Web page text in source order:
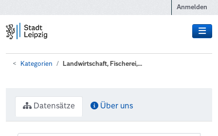
Anmelden
Kategorien Landwirtschaft, Fischerei,...
Datensätze Über uns